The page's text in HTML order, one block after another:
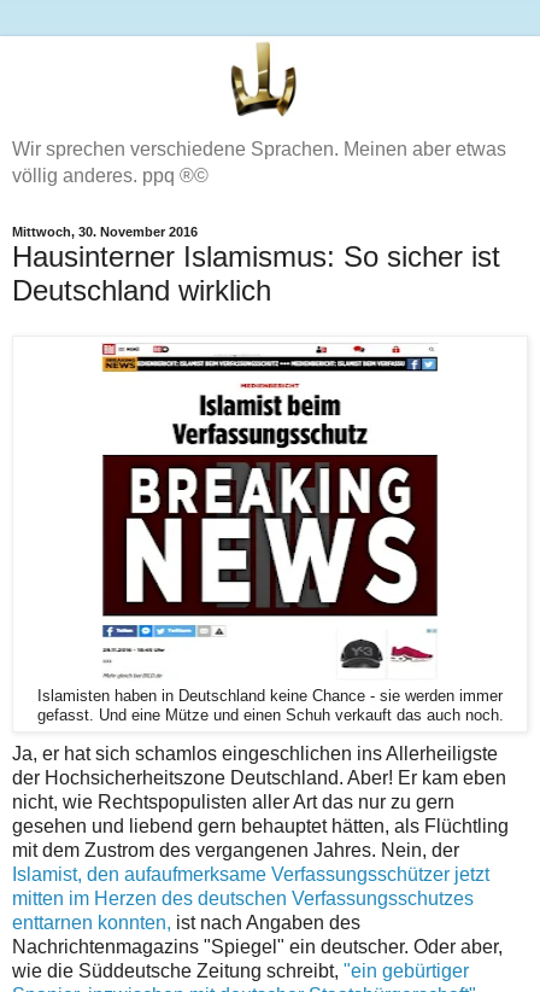
Wir sprechen verschiedene Sprachen. Meinen aber etwas
völlig anderes. ppq ®©
Mittwoch, 30. November 2016
Hausinterner Islamismus: So sicher ist
Deutschland wirklich
Islamisten haben in Deutschland keine Chance - sie werden immer
gefasst. Und eine Mütze und einen Schuh verkauft das auch noch.
Ja, er hat sich schamlos eingeschlichen ins Allerheiligste
der Hochsicherheitszone Deutschland. Aber! Er kam eben
nicht, wie Rechtspopulisten aller Art das nur zu gern
gesehen und liebend gern behauptet hätten, als Flüchtling
mit dem Zustrom des vergangenen Jahres. Nein, der
Islamist, den aufaufmerksame Verfassungsschützer jetzt
mitten im Herzen des deutschen Verfassungsschutzes
enttarnen konnten, ist nach Angaben des
Nachrichtenmagazins "Spiegel" ein deutscher. Oder aber,
wie die Süddeutsche Zeitung schreibt, "ein gebürtiger